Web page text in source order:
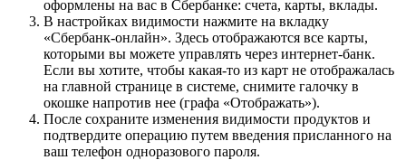
оформлены на вас в Сбербанке: счета, карты, вклады.
В настройках видимости нажмите на вкладку
«Сбербанк-онлайн». Здесь отображаются все карты,
которыми вы можете управлять через интернет-банк.
Если вы хотите, чтобы какая-то из карт не отображалась
на главной странице в системе, снимите галочку в
окошке напротив нее (графа «Отображать»).
После сохраните изменения видимости продуктов и
подтвердите операцию путем введения присланного на
ваш телефон одноразового пароля.